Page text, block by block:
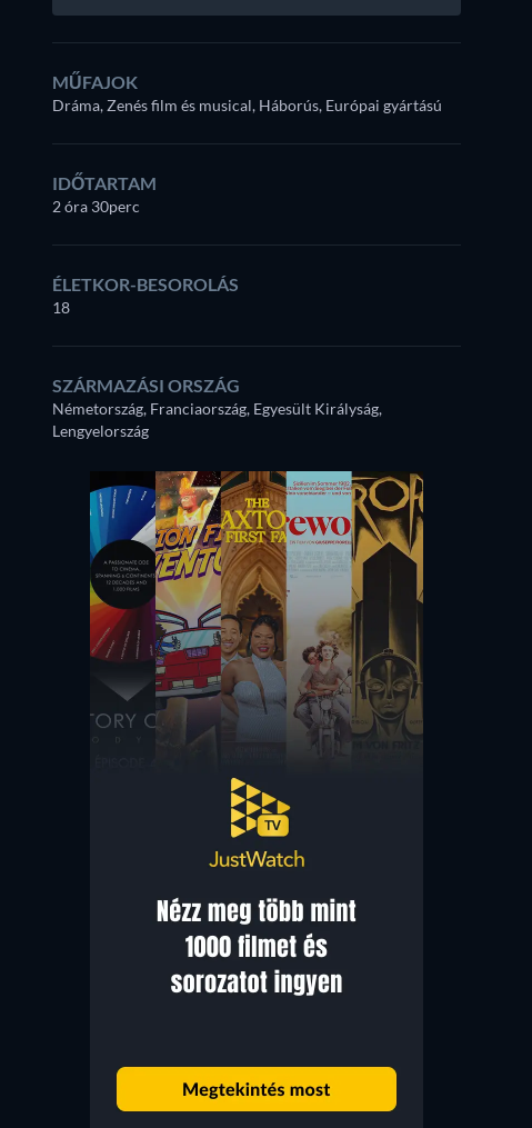
MŰFAJOK
Dráma, Zenés film és musical, Háborús, Európai gyártású
IDŐTARTAM
2 óra 30perc
ÉLETKOR-BESOROLÁS
18
SZÁRMAZÁSI ORSZÁG
Németország, Franciaország, Egyesült Királyság,
Lengyelország